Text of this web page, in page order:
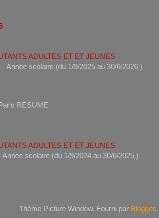
ADULTES ET ET JEUNES
Année scolaire (du 1/9/2025 au 30/
japonais à 75015 Paris
ADULTES ET ET JEUNES
Année scolaire (du 1/9/2024 au 30/
Thème Picture Window. Fourni par Blogger.